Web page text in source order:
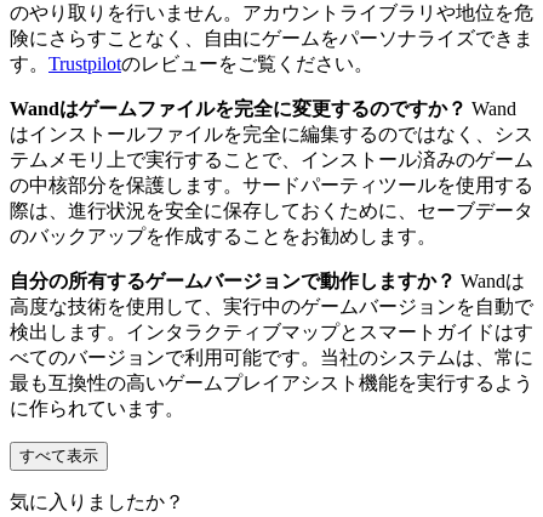
のやり取りを行いません。アカウントライブラリや地位を危
険にさらすことなく、自由にゲームをパーソナライズできま
す。 Trustpilotのレビューをご覧ください。
Wandはゲームファイルを完全に変更するのですか？ Wand
はインストールファイルを完全に編集するのではなく、シス
テムメモリ上で実行することで、インストール済みのゲーム
の中核部分を保護します。サードパーティツールを使用する
際は、進行状況を安全に保存しておくために、セーブデータ
のバックアップを作成することをお勧めします。
自分の所有するゲームバージョンで動作しますか？ Wandは
高度な技術を使用して、実行中のゲームバージョンを自動で
検出します。インタラクティブマップとスマートガイドはす
べてのバージョンで利用可能です。当社のシステムは、常に
最も互換性の高いゲームプレイアシスト機能を実行するよう
に作られています。
すべて表示
気に入りましたか？